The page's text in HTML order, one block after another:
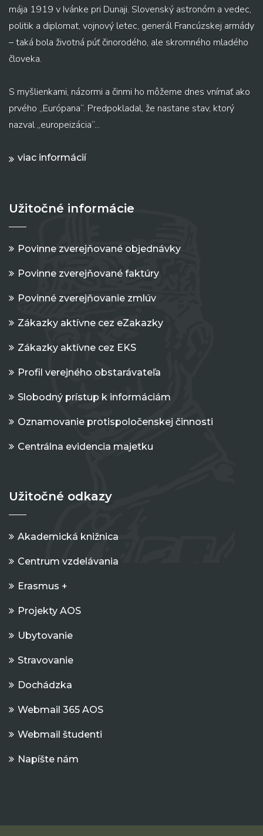
mája 1919 v Ivánke pri Dunaji. Slovenský astronóm a vedec,
politik a diplomat, vojnový letec, generál Francúzskej armády
– taká bola životná púť činorodého, ale skromného mladého
človeka.
S myšlienkami, názormi a činmi ho môžeme dnes vnímať ako
prvého „Európana“. Predpokladal, že nastane stav, ktorý
nazval „europeizácia“...
viac informácií
Užitočné informácie
Povinne zverejňované objednávky
Povinne zverejňované faktúry
Povinné zverejňovanie zmlúv
Zákazky aktívne cez eZakazky
Zákazky aktívne cez EKS
Profil verejného obstarávateľa
Slobodný prístup k informáciám
Oznamovanie protispoločenskej činnosti
Centrálna evidencia majetku
Užitočné odkazy
Akademická knižnica
Centrum vzdelávania
Erasmus +
Projekty AOS
Ubytovanie
Stravovanie
Dochádzka
Webmail 365 AOS
Webmail študenti
Napíšte nám